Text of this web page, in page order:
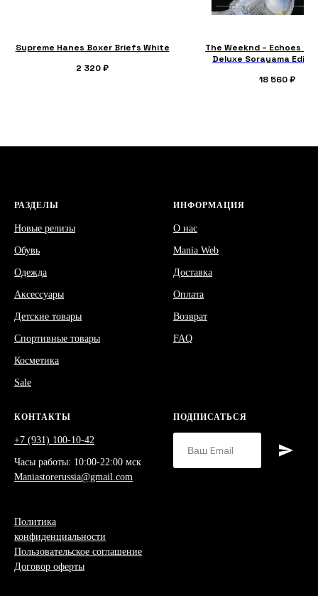
Supreme Hanes Boxer Briefs White
2 320₽
The Weeknd – Echoes Of
Deluxe Sorayama
18 560 ₽
РАЗДЕЛЫ
Новые релизы
Обувь
Одежда
Аксессуары
Детские товары
Спортивные товары
Косметика
Sale
ИНФОРМАЦИЯ
О нас
Mania Web
Доставка
Оплата
Возврат
FAQ
КОНТАКТЫ
+7 (931) 100-10-42
Часы работы: 10:00-22:00 мск
Maniastorerussia@gmail.com
Политика
конфиденциальности
Пользовательское соглашение
Договор оферты
ПОДПИСАТЬСЯ